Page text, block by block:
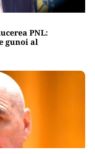
PNL:
gunoi al